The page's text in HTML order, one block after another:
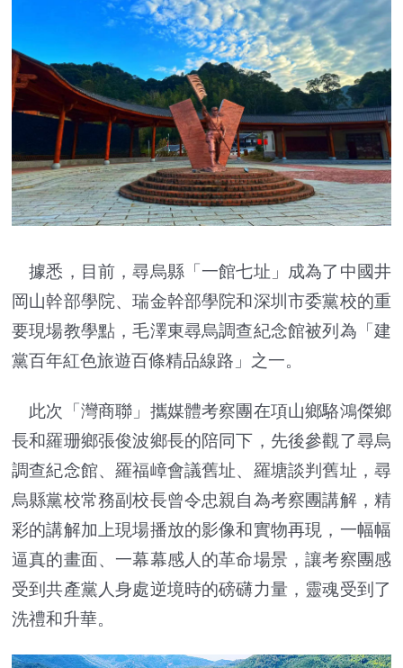
據悉，目前，尋烏縣「一館七址」成為了中國井
岡山幹部學院、瑞金幹部學院和深圳市委黨校的重
要現場教學點，毛澤東尋烏調查紀念館被列為「建
黨百年紅色旅遊百條精品線路」之一。
此次「灣商聯」攜媒體考察團在項山鄉駱鴻傑鄉
長和羅珊鄉張俊波鄉長的陪同下，先後參觀了尋烏
調查紀念館、羅福嶂會議舊址、羅塘談判舊址，尋
烏縣黨校常務副校長曾令忠親自為考察團講解，精
彩的講解加上現場播放的影像和實物再現，一幅幅
逼真的畫面、一幕幕感人的革命場景，讓考察團感
受到共產黨人身處逆境時的磅礴力量，靈魂受到了
洗禮和升華。